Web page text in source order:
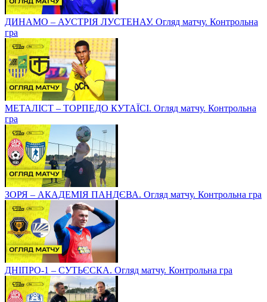
ДИНАМО – АУСТРІЯ ЛУСТЕНАУ. Огляд матчу. Контрольна
гра
МЕТАЛІСТ – ТОРПЕДО КУТАЇСІ. Огляд матчу. Контрольна
гра
ЗОРЯ – АКАДЕМІЯ ПАНДЄВА. Огляд матчу. Контрольна гра
ДНІПРО-1 – СУТЬЄСКА. Огляд матчу. Контрольна гра